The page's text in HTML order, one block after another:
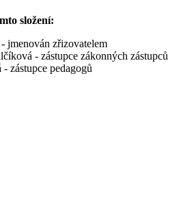
složení:
jmenován zřizovatelem
- zástupce zákonných zástupců
zástupce pedagogů